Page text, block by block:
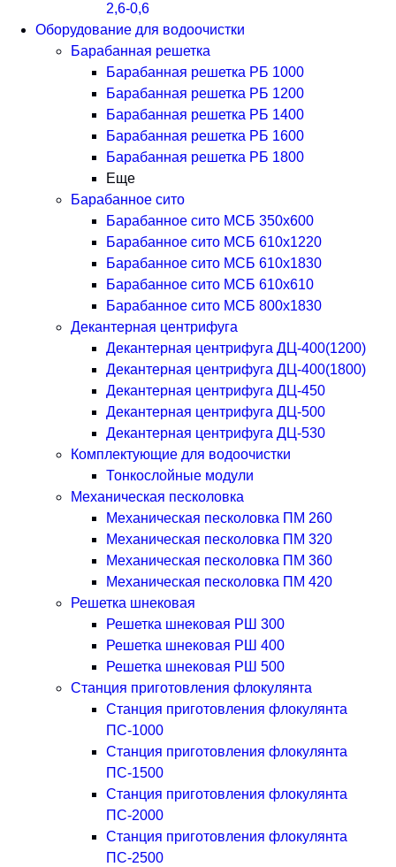
2,6-0,6
Оборудование для водоочистки
Барабанная решетка
Барабанная решетка РБ 1000
Барабанная решетка РБ 1200
Барабанная решетка РБ 1400
Барабанная решетка РБ 1600
Барабанная решетка РБ 1800
Еще
Барабанное сито
Барабанное сито МСБ 350x600
Барабанное сито МСБ 610x1220
Барабанное сито МСБ 610x1830
Барабанное сито МСБ 610x610
Барабанное сито МСБ 800x1830
Декантерная центрифуга
Декантерная центрифуга ДЦ-400(1200)
Декантерная центрифуга ДЦ-400(1800)
Декантерная центрифуга ДЦ-450
Декантерная центрифуга ДЦ-500
Декантерная центрифуга ДЦ-530
Комплектующие для водоочистки
Тонкослойные модули
Механическая песколовка
Механическая песколовка ПM 260
Механическая песколовка ПM 320
Механическая песколовка ПM 360
Механическая песколовка ПM 420
Решетка шнековая
Решетка шнековая РШ 300
Решетка шнековая РШ 400
Решетка шнековая РШ 500
Станция приготовления флокулянта
Станция приготовления флокулянта
ПС-1000
Станция приготовления флокулянта
ПС-1500
Станция приготовления флокулянта
ПС-2000
Станция приготовления флокулянта
ПС-2500